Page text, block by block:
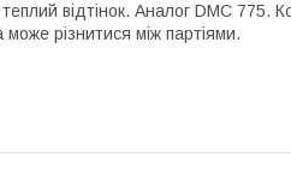
відтінок. Аналог DMC 775.
різнитися між партіями.